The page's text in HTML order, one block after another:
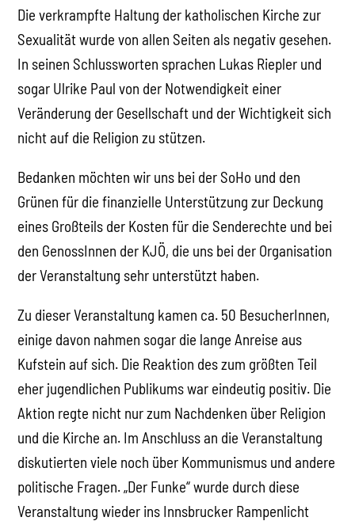
Die verkrampfte Haltung der katholischen Kirche zur
Sexualität wurde von allen Seiten als negativ gesehen.
In seinen Schlussworten sprachen Lukas Riepler und
sogar Ulrike Paul von der Notwendigkeit einer
Veränderung der Gesellschaft und der Wichtigkeit sich
nicht auf die Religion zu stützen.
Bedanken möchten wir uns bei der SoHo und den
Grünen für die finanzielle Unterstützung zur Deckung
eines Großteils der Kosten für die Senderechte und bei
den GenossInnen der KJÖ, die uns bei der Organisation
der Veranstaltung sehr unterstützt haben.
Zu dieser Veranstaltung kamen ca. 50 BesucherInnen,
einige davon nahmen sogar die lange Anreise aus
Kufstein auf sich. Die Reaktion des zum größten Teil
eher jugendlichen Publikums war eindeutig positiv. Die
Aktion regte nicht nur zum Nachdenken über Religion
und die Kirche an. Im Anschluss an die Veranstaltung
diskutierten viele noch über Kommunismus und andere
politische Fragen. „Der Funke“ wurde durch diese
Veranstaltung wieder ins Innsbrucker Rampenlicht